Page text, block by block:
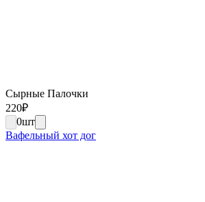
Сырные Палочки
220₽
0шт
Вафельный хот дог